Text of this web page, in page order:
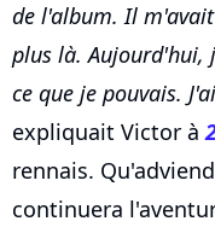
de l'album. Il
plus là.
ce que je pouvais.
expliquait Victor à
rennais.
continuera